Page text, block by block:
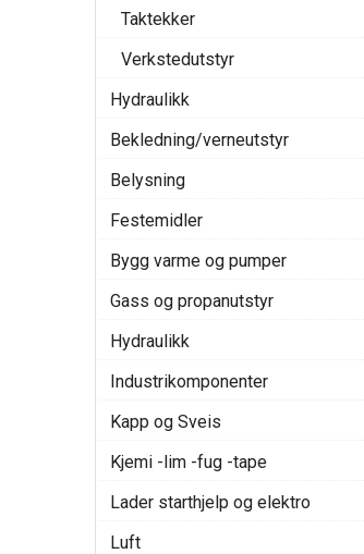
Taktekker
Verkstedutstyr
Hydraulikk
Bekledning/verneutstyr
Belysning
Festemidler
Bygg varme og pumper
Gass og propanutstyr
Hydraulikk
Industrikomponenter
Kapp og Sveis
Kjemi -lim -fug -tape
Lader starthjelp og elektro
Luft